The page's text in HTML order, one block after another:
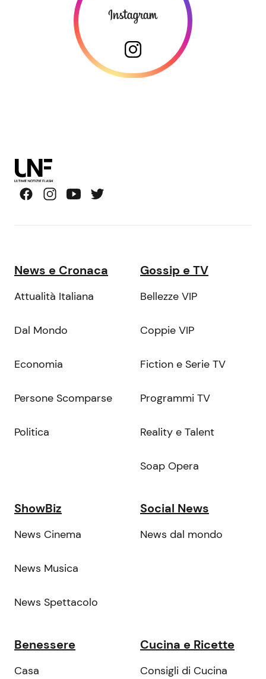
News e Cronaca
Attualità Italiana
Dal Mondo
Economia
Persone Scomparse
Politica
Gossip e TV
Bellezze VIP
Coppie VIP
Fiction e Serie TV
Programmi TV
Reality e Talent
Soap Opera
ShowBiz
News Cinema
News Musica
News Spettacolo
Social News
News dal mondo
Benessere
Casa
Cucina e Ricette
Consigli di Cucina